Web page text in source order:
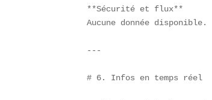
**Sécurité et flux**
Aucune donnée disponible.
---
# 6. Infos en temps réel